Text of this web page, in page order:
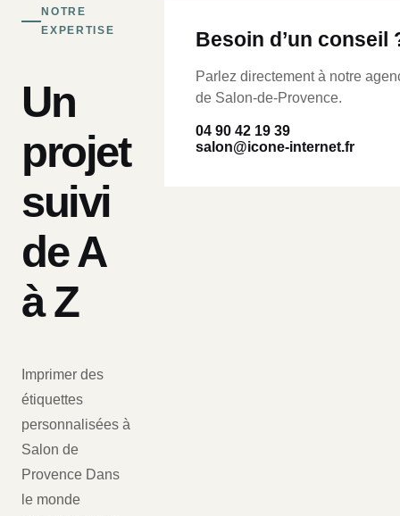
NOTRE
EXPERTISE
Un
projet
suivi
de A
à Z
Imprimer des
étiquettes
personnalisées à
Salon de
Provence Dans
le monde
Besoin d’un conseil
Parlez directement à notre
de Salon-de-Provence.
04 90 42 19 39
salon@icone-internet.fr